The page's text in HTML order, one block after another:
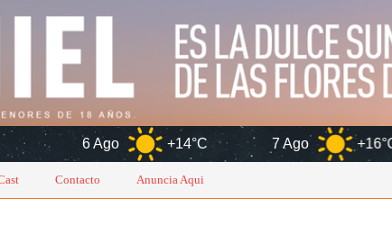
+14°C 7 Ago +16°C 8
Contacto Anuncia Aqui